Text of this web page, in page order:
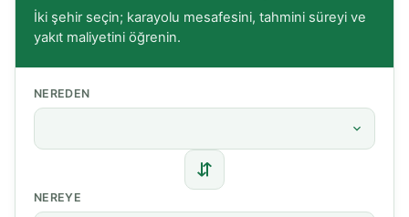
İki şehir seçin; karayolu mesafesini, tahmini süreyi ve
yakıt maliyetini öğrenin.
NEREDEN
⇆
NEREYE